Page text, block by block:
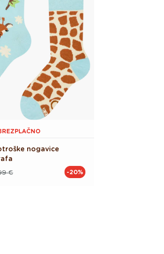
nogavice
€ -20%